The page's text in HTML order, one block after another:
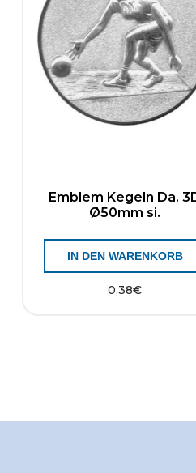
Emblem Kegeln Da.
Ø50mm si.
0,38€
IN DEN WARENKORB